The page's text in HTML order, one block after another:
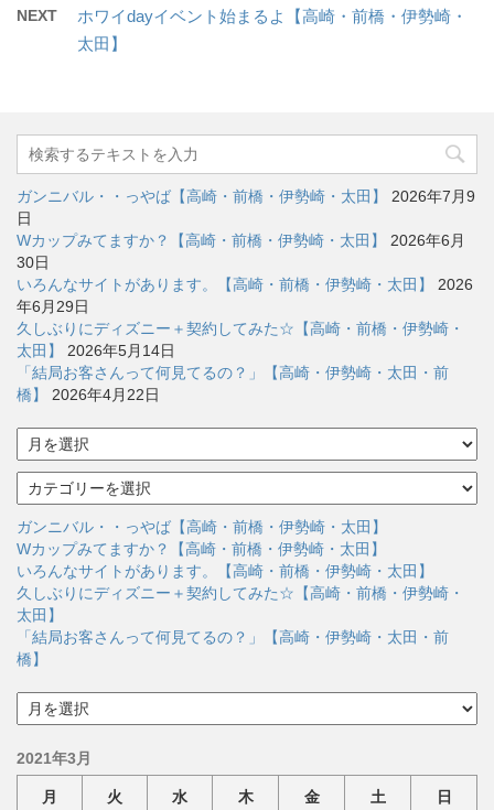
NEXT
ホワイdayイベント始まるよ【高崎・前橋・伊勢崎・
太田】
ガンニバル・・っやば【高崎・前橋・伊勢崎・太田】
2026年7月9
日
Wカップみてますか？【高崎・前橋・伊勢崎・太田】
2026年6月
30日
いろんなサイトがあります。【高崎・前橋・伊勢崎・太田】
2026
年6月29日
久しぶりにディズニー＋契約してみた☆【高崎・前橋・伊勢崎・
太田】
2026年5月14日
「結局お客さんって何見てるの？」【高崎・伊勢崎・太田・前
橋】
2026年4月22日
ー
カ
イ
ブ
カ
テ
ゴ
リ
ー
ガンニバル・・っやば【高崎・前橋・伊勢崎・太田】
Wカップみてますか？【高崎・前橋・伊勢崎・太田】
いろんなサイトがあります。【高崎・前橋・伊勢崎・太田】
久しぶりにディズニー＋契約してみた☆【高崎・前橋・伊勢崎・
太田】
「結局お客さんって何見てるの？」【高崎・伊勢崎・太田・前
橋】
ー
イ
2021年3月
月 火 水 木 金 土 日